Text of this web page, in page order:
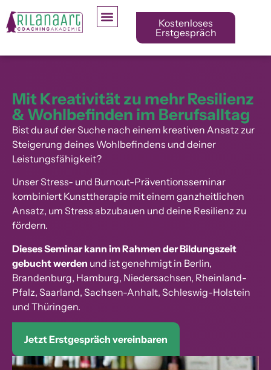
Kostenloses
Erstgespräch
Mit Kreativität zu mehr Resilienz
& Wohlbefinden im Berufsalltag
Bist du auf der Suche nach einem kreativen Ansatz zur
Steigerung deines Wohlbefindens und deiner
Leistungsfähigkeit?
Unser Stress- und Burnout-Präventionsseminar
kombiniert Kunsttherapie mit einem ganzheitlichen
Ansatz, um Stress abzubauen und deine Resilienz zu
fördern.
Dieses Seminar kann im Rahmen der Bildungszeit
gebucht werden und ist genehmigt in Berlin,
Brandenburg, Hamburg, Niedersachsen, Rheinland-
Pfalz, Saarland, Sachsen-Anhalt, Schleswig-Holstein
und Thüringen.
Jetzt Erstgespräch vereinbaren